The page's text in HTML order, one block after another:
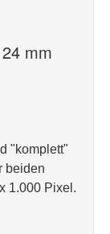
mm
"komplett"
beiden
1.000 Pixel.